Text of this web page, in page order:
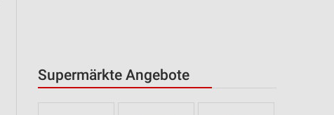
Supermärkte Angebote